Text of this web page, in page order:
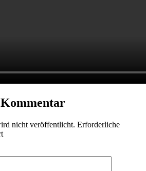
nicht veröffentlicht. Erforderliche